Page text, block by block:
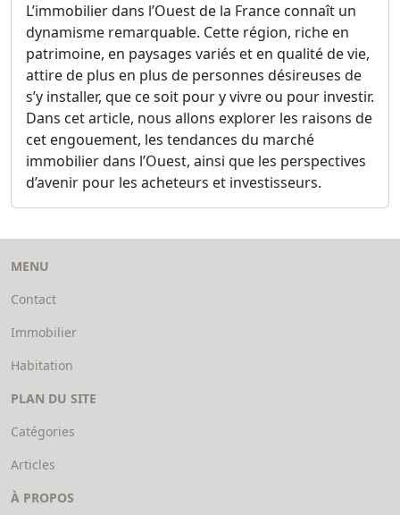
L’immobilier dans l’Ouest de la France connaît un
dynamisme remarquable. Cette région, riche en
patrimoine, en paysages variés et en qualité de vie,
attire de plus en plus de personnes désireuses de
s’y installer, que ce soit pour y vivre ou pour investir.
Dans cet article, nous allons explorer les raisons de
cet engouement, les tendances du marché
immobilier dans l’Ouest, ainsi que les perspectives
d’avenir pour les acheteurs et investisseurs.
MENU
Contact
Immobilier
Habitation
PLAN DU SITE
Catégories
Articles
À PROPOS